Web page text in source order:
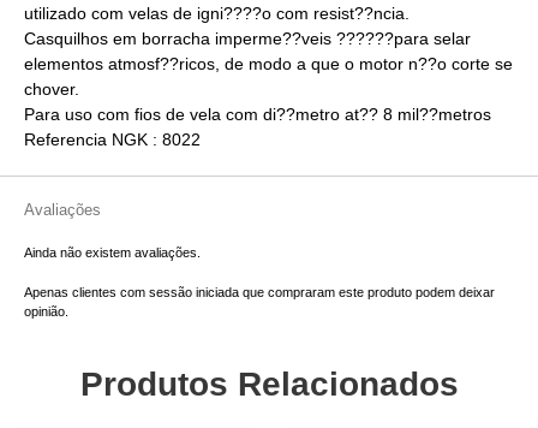
utilizado com velas de igni????o com resist??ncia.
Casquilhos em borracha imperme??veis ??????para selar
elementos atmosf??ricos, de modo a que o motor n??o corte se
chover.
Para uso com fios de vela com di??metro at?? 8 mil??metros
Referencia NGK : 8022
Avaliações
Ainda não existem avaliações.
Apenas clientes com sessão iniciada que compraram este produto podem deixar
opinião.
Produtos Relacionados